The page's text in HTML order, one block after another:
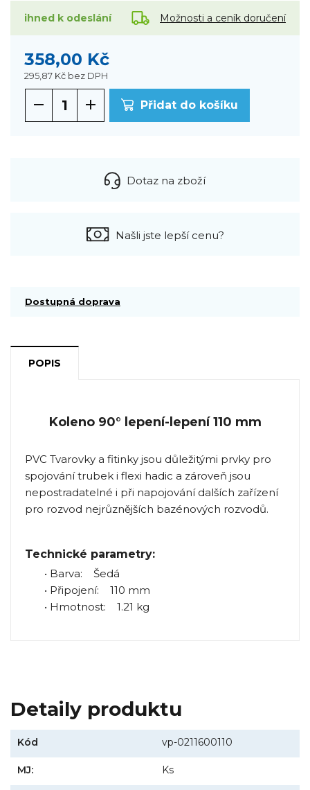
ihned k odeslání Možnosti a ceník doručení
358,00 Kč
295,87 Kč bez DPH
Přidat do košíku
Dotaz na zboží
Našli jste lepší cenu?
Dostupná doprava
POPIS
Koleno 90° lepení-lepení 110 mm
PVC Tvarovky a fitinky jsou důležitými prvky pro
spojování trubek i flexi hadic a zároveň jsou
nepostradatelné i při napojování dalších zařízení
pro rozvod nejrůznějších bazénových rozvodů.
Technické parametry:
• Barva: Šedá
• Připojení: 110 mm
• Hmotnost: 1.21 kg
Detaily produktu
Kód vp-0211600110
MJ: Ks